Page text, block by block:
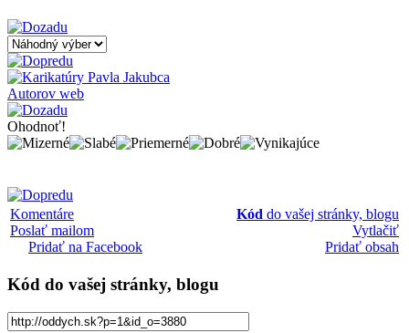
Autorov web
Ohodnoť!
Komentáre
Poslať mailom
Pridať na Facebook
Kód do vašej stránky, blogu
Vytlačiť
Pridať obsah
Kód do vašej stránky, blogu